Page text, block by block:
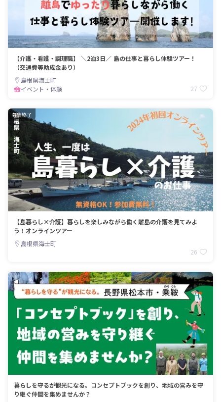
【介護・看護・調理職】 ＼2泊3日／ 島の仕事と暮らし体験ツアー！
（交通費等助成金あり）
島根県海士町
イベント・体験
27
募集終了
【島暮らし×介護】暮らしを楽しみながら働く離島の介護を見てみよ
う！オンラインツアー
島根県海士町
26
暮らしを守るが観光になる。コンセプトブックを創り、地域の営みを守
り継ぐ仲間を集めませんか？